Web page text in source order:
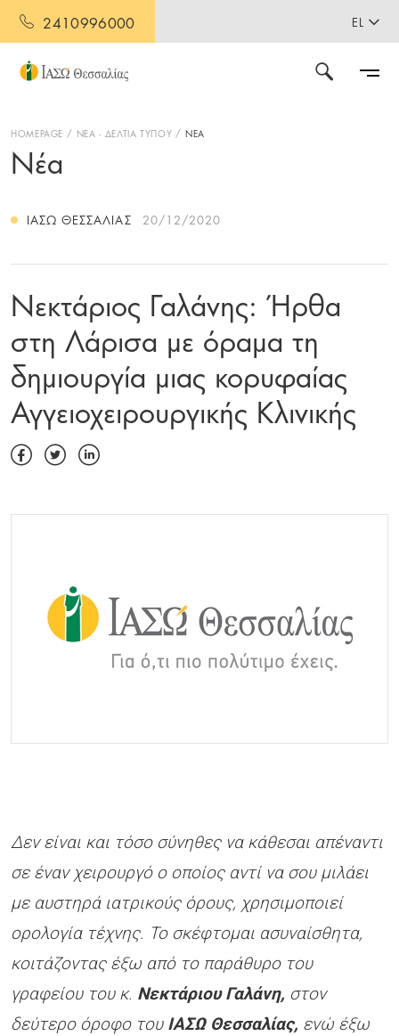
2410996000 EL
HOMEPAGE ΝΕΑ - ΔΕΛΤΙΑ ΤΥΠΟΥ ΝΕΑ
Νέα
ΙΑΣΩ ΘΕΣΣΑΛΊΑΣ 20/12/2020
Νεκτάριος Γαλάνης: Ήρθα
στη Λάρισα με όραμα τη
δημιουργία μιας κορυφαίας
Αγγειοχειρουργικής Κλινικής
Δεν είναι και τόσο σύνηθες να κάθεσαι απέναντι
σε έναν χειρουργό ο οποίος αντί να σου μιλάει
με αυστηρά ιατρικούς όρους, χρησιμοποιεί
ορολογία τέχνης. Το σκέφτομαι ασυναίσθητα,
κοιτάζοντας έξω από το παράθυρο του
γραφείου του κ. Νεκτάριου Γαλάνη, στον
δεύτερο όροφο του ΙΑΣΩ Θεσσαλίας, ενώ έξω